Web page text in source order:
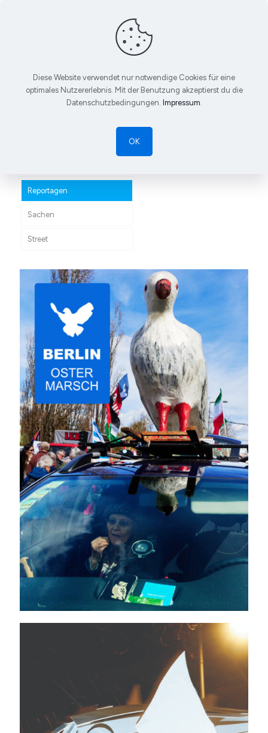
Reportagen
Home Fotoprojekte Reportagen
Reportagen
Sachen
Street
Ostermarsch Berlin
Jeisterzoch
Diese Website verwendet nur notwendige Cookies für eine
optimales Nutzererlebnis. Mit der Benutzung akzeptierst du die
Datenschutzbedingungen. Impressum.
OK